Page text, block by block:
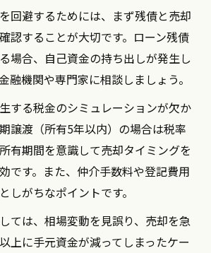
ミングと相場動向を踏まえた行動
と税金対策を同時に進めるコツ
ンション売却を有利に進める事前
性
回避するためには、まず残債と売却
認することが大切です。ローン残債
場合、自己資金の持ち出しが発生し
融機関や専門家に相談しましょう。
する税金のシミュレーションが欠か
譲渡（所有5年以内）の場合は税率
有期間を意識して売却タイミングを
です。また、仲介手数料や登記費用
しがちなポイントです。
ては、相場変動を見誤り、売却を急
上に手元資金が減ってしまったケー